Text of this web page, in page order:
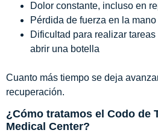
Dolor constante, incluso en
Pérdida de fuerza en la mano
Dificultad para realizar
abrir una botella
Cuanto más tiempo se deja
recuperación.
¿Cómo tratamos el Codo de
Medical Center?